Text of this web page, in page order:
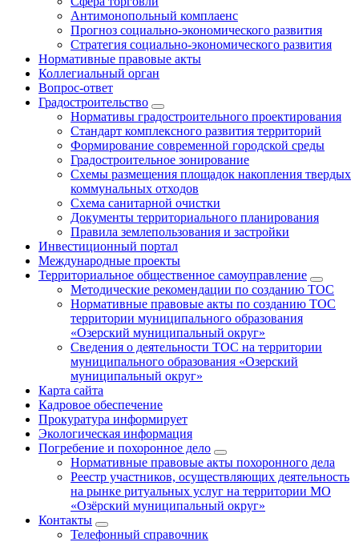
Антимонопольный комплаенс
Прогноз социально-экономического развития
Стратегия социально-экономического развития
Нормативные правовые акты
Коллегиальный орган
Вопрос-ответ
Градостроительство
Нормативы градостроительного проектирования
Стандарт комплексного развития территорий
Формирование современной городской среды
Градостроительное зонирование
Схемы размещения площадок накопления твердых
коммунальных отходов
Схема санитарной очистки
Документы территориального планирования
Правила землепользования и застройки
Инвестиционный портал
Международные проекты
Территориальное общественное самоуправление
Методические рекомендации по созданию ТОС
Нормативные правовые акты по созданию ТОС
территории муниципального образования
«Озерский муниципальный округ»
Сведения о деятельности ТОС на территории
муниципального образования «Озерский
муниципальный округ»
Карта сайта
Кадровое обеспечение
Прокуратура информирует
Экологическая информация
Погребение и похоронное дело
Нормативные правовые акты похоронного дела
Реестр участников, осуществляющих деятельность
на рынке ритуальных услуг на территории МО
«Озёрский муниципальный округ»
Контакты
Телефонный справочник